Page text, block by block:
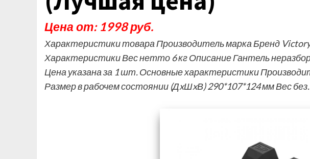
Цена от: 1998 руб.
Характеристики товара Производитель марка Бренд
Характеристики Вес нетто 6 кг Описание Гантель
Цена указана за 1 шт. Основные характеристики
Размер в рабочем состоянии (ДxШxВ) 290*107*124 мм Вес